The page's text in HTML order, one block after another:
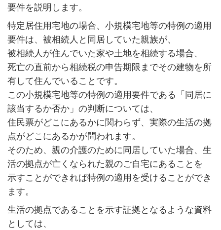
要件を説明します。
特定居住用宅地の場合、小規模宅地等の特例の適用
要件は、被相続人と同居していた親族が、
被相続人が住んでいた家や土地を相続する場合、
死亡の直前から相続税の申告期限までその建物を所
有して住んでいることです。
この小規模宅地等の特例の適用要件である「同居に
該当するか否か」の判断については、
住民票がどこにあるかに関わらず、実際の生活の拠
点がどこにあるかが問われます。
そのため、親の介護のために同居していた場合、生
活の拠点が亡くなられた親のご自宅にあることを
示すことができれば特例の適用を受けることができ
ます。
生活の拠点であることを示す証拠となるような資料
としては、